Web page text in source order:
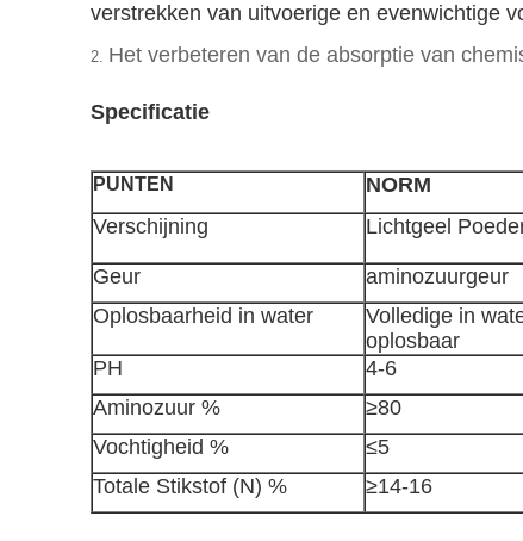
verstrekken van uitvoerige en evenwichtige
2. Het verbeteren van de absorptie van
Specificatie
PUNTEN NORM
Verschijning
Lichtgeel
Geur aminozuurgeur
Oplosbaarheid in water
Volledige in
oplosbaar
PH 4-6
Aminozuur %
≥80
Vochtigheid %
≤5
Totale Stikstof (N) %
≥14-16